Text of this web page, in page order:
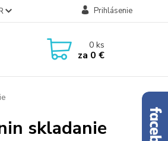
Prihlásenie
0ks
za 0 €
skladanie